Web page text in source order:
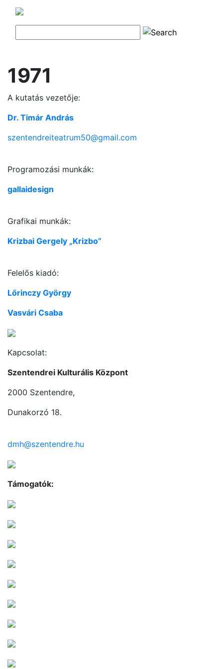
1971
A kutatás vezetője:
Dr. Timár András
szentendreiteatrum50@gmail.com
Programozási munkák:
gallaidesign
Grafikai munkák:
Krizbai Gergely „Krizbo”
Felelős kiadó:
Lőrinczy György
Vasvári Csaba
Kapcsolat:
Szentendrei Kulturális Központ
2000 Szentendre,
Dunakorzó 18.
dmh@szentendre.hu
Támogatók: